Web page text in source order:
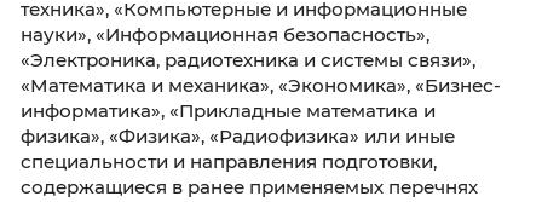
«Прикладная информатика», «Прикладная
математика и информатика», «Прикладная
математика», «Социология», «Финансы и
«Экономика», «Управление персоналом»,
«Юриспруденция», «Документоведение и
архивоведение», «Бухгалтерский учет»,